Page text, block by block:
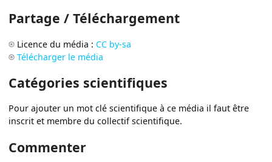
Partage / Téléchargement
Licence du média : CC by-sa
Télécharger le média
Catégories scientifiques
Pour ajouter un mot clé scientifique à ce média il faut être
inscrit et membre du collectif scientifique.
Commenter